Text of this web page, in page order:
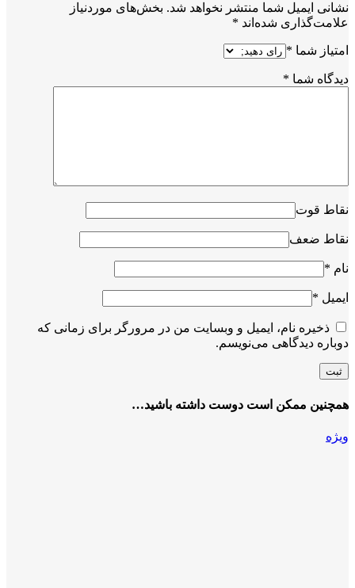
نشانی ایمیل شما منتشر نخواهد شد. بخش‌های موردنیاز
علامت‌گذاری شده‌اند *
امتیاز شما *
دیدگاه شما *
نقاط قوت
نقاط ضعف
نام *
ایمیل *
ذخیره نام، ایمیل و وبسایت من در مرورگر برای زمانی که
دوباره دیدگاهی می‌نویسم.
همچنین ممکن است دوست داشته باشید…
ویژه